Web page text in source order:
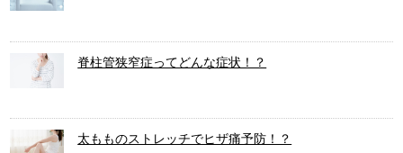
脊柱管狭窄症ってどんな症状！？
太もものストレッチでヒザ痛予防！？